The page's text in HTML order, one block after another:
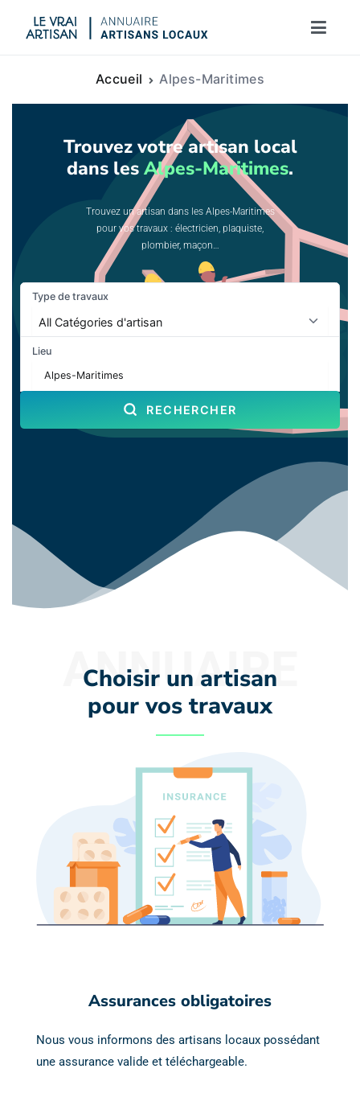
Accueil Alpes-Maritimes
Trouvez votre artisan local
dans lesAlpes-Maritimes.
Trouvez un artisan dans les Alpes-Maritimes
pour vos travaux : électricien, plaquiste,
plombier, maçon…
Type de travaux
Lieu
RECHERCHER
ANNUAIRE
Choisir un artisan
pour vos travaux
Assurances obligatoires
Nous vous informons des artisans locaux possédant
une assurance valide et téléchargeable.